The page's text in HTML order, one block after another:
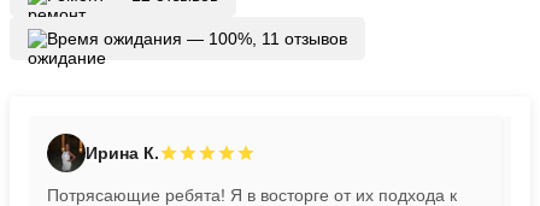
Время ожидания — 100%, 11 отзывов
Ирина К.
Потрясающие ребята! Я в восторге от их подхода к